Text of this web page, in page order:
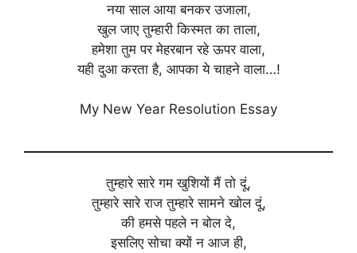
नया साल आया बनकर उजाला,
खुल जाए तुम्हारी किस्मत का ताला,
हमेशा तुम पर मेहरबान रहे ऊपर वाला,
यही दुआ करता है, आपका ये चाहने वाला…!
My New Year Resolution Essay
तुम्हारे सारे गम खुशियों मैं तो दूं,
तुम्हारे सारे राज तुम्हारे सामने खोल दूं,
की हमसे पहले न बोल दे,
इसलिए सोचा क्यों न आज ही,